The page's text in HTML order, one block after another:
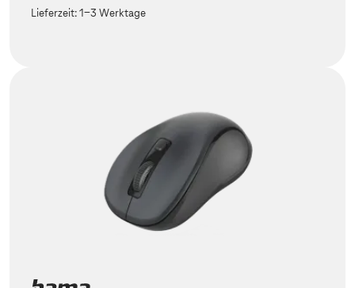
Lieferzeit:1-3 Werktage